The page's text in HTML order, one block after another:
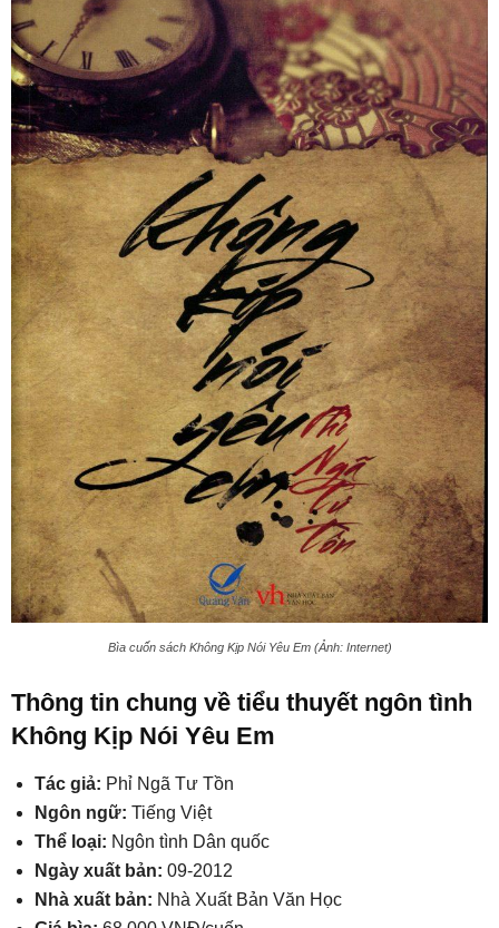
Bìa cuốn sách Không Kịp Nói Yêu Em (Ảnh: Internet)
Thông tin chung về tiểu thuyết ngôn tình
Không Kịp Nói Yêu Em
Tác giả: Phỉ Ngã Tư Tồn
Ngôn ngữ: Tiếng Việt
Thể loại: Ngôn tình Dân quốc
Ngày xuất bản: 09-2012
Nhà xuất bản: Nhà Xuất Bản Văn Học